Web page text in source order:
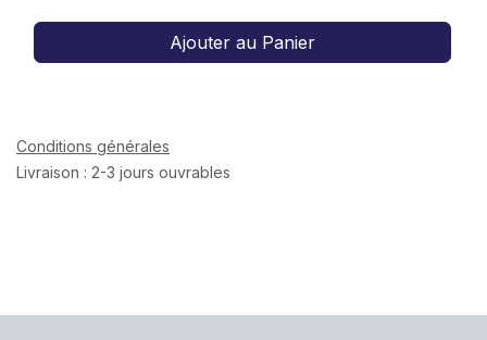
Ajouter au Panier
Conditions générales
Livraison : 2-3 jours ouvrables